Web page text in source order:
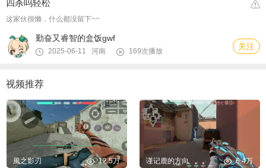
四杀吗轻松
这家伙很懒，什么都没留下~~
勤奋又睿智的盒饭gwf
2025-06-11 河南 169次播放 关注
视频推荐
風之影刃 12.5万 谨记鹿的方向 6.4万